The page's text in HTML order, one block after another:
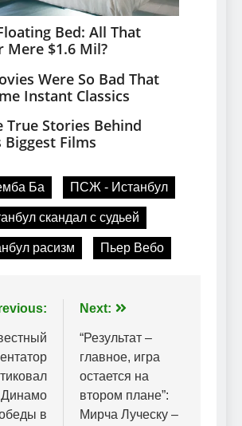
Ба ПСЖ - Истанбул
скандал с судьей
расизм Пьер Вебо
Динамо
в
Next:
“Результат –
главное, игра
остается на
втором плане”:
Мирча Луческу –